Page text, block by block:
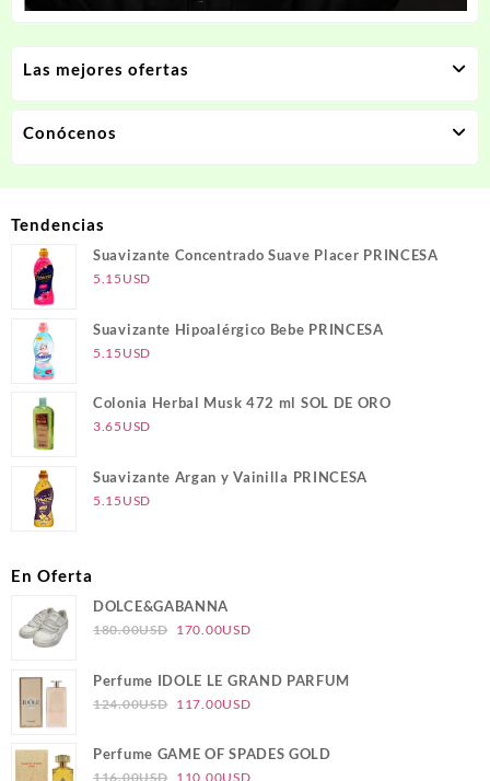
Las mejores ofertas
Conócenos
Tendencias
Suavizante Concentrado Suave Placer PRINCESA
5.15 USD
Suavizante Hipoalérgico Bebe PRINCESA
5.15 USD
Colonia Herbal Musk 472 ml SOL DE ORO
3.65 USD
Suavizante Argan y Vainilla PRINCESA
5.15 USD
En Oferta
DOLCE&GABANNA
180.00USD El
original
era:
170.00USDEl
actual
Perfume IDOLE LE GRAND PARFUM
124.00USD El
original
era:
117.00USDEl
actual
Perfume GAME OF SPADES GOLD
116.00USD El
110.00USDEl